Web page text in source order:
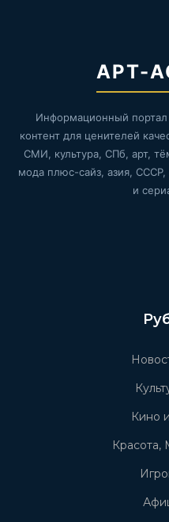
АРТ-
Информационный портал
контент для ценителей
СМИ, культура, СПб, арт,
мода плюс-сайз, азия,
и
Кино
Красота,